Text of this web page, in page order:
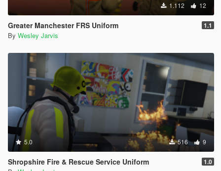
1.112 12
Greater Manchester FRS Uniform 1.1
By Wesley Jarvis
5.0 516 9
Shropshire Fire & Rescue Service Uniform 1.0